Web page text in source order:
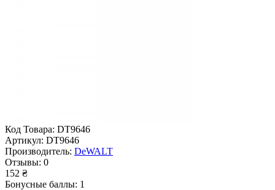
Код Товара: DT9646
Артикул: DT9646
Производитель: DeWALT
Отзывы: 0
152 ₴
Бонусные баллы: 1